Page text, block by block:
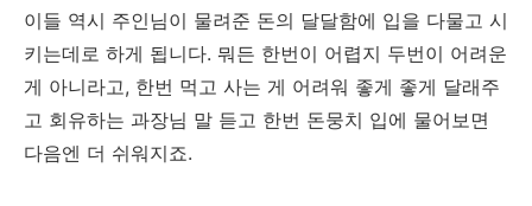
이들 역시 주인님이 물려준 돈의 달달함에 입을 다물고 시
키는데로 하게 됩니다. 뭐든 한번이 어렵지 두번이 어려운
게 아니라고, 한번 먹고 사는 게 어려워 좋게 좋게 달래주
고 회유하는 과장님 말 듣고 한번 돈뭉치 입에 물어보면
다음엔 더 쉬워지죠.